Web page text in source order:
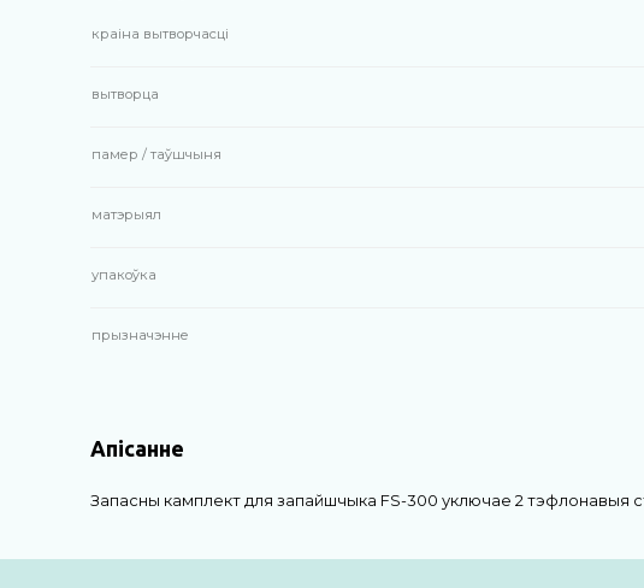
краіна вытворчасці
вытворца
памер / таўшчыня
матэрыял
упакоўка
прызначэнне
Апісанне
Запасны камплект для запайшчыка FS-300 уключае 2 тэфлонавыя